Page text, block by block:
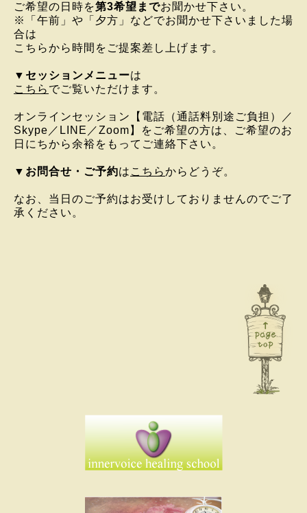
ご希望の日時を第3希望までお聞かせ下さい。
※「午前」や「夕方」などでお聞かせ下さいました場
合は
こちらから時間をご提案差し上げます。
▼ セッションメニューは
こちら でご覧いただけます。
オンラインセッション
【電話（通話料別途ご負担）／
Skype／LINE／Zoom】を ご希望の方は、
ご希望のお
日にちから余裕をもってご連絡下さい。
▼ お問合せ・ご予約は こちらからどうぞ。
なお、当日のご予約はお受けしておりませんのでご了
承ください。